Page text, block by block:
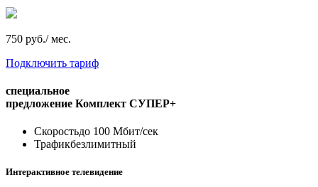
750 руб./ мес.
Подключить тариф
специальное
предложение Комплект СУПЕР+
Скоростьдо 100 Мбит/сек
Трафикбезлимитный
Интерактивное телевидение